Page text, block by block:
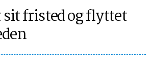
fristed og flyttet